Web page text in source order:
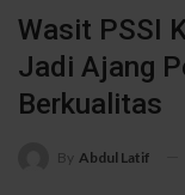
Wasit PSSI
Jadi Ajang
Berkualitas
By Abdul Latif